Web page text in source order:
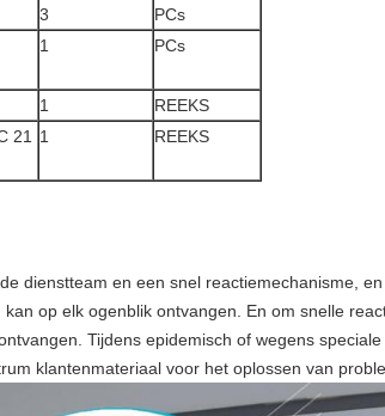
3
PCs
1 PCs
1
REEKS
21
1 REEKS
dienstteam en een snel reactiemechanisme,
op elk ogenblik ontvangen. En om snelle
Tijdens epidemisch of wegens
klantenmateriaal voor het oplossen van